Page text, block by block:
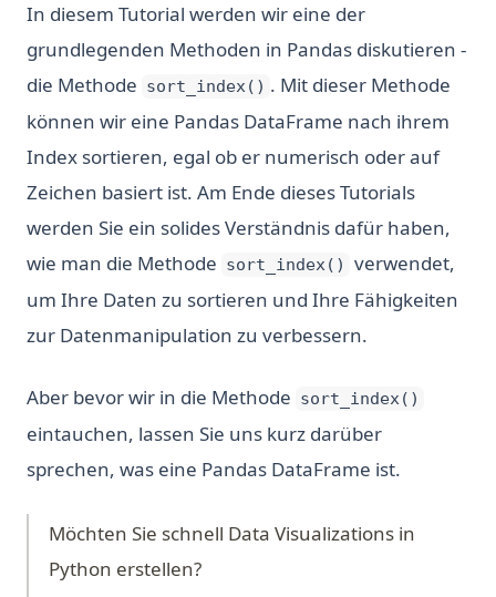
In diesem Tutorial werden wir eine der
grundlegenden Methoden in Pandas diskutieren -
die Methode sort_index() . Mit dieser Methode
können wir eine Pandas DataFrame nach ihrem
Index sortieren, egal ob er numerisch oder auf
Zeichen basiert ist. Am Ende dieses Tutorials
werden Sie ein solides Verständnis dafür haben,
wie man die Methode sort_index()
verwendet,
um Ihre Daten zu sortieren und Ihre Fähigkeiten
zur Datenmanipulation zu verbessern.
Aber bevor wir in die Methode sort_index()
eintauchen, lassen Sie uns kurz darüber
sprechen, was eine Pandas DataFrame ist.
Möchten Sie schnell Data Visualizations in
Python erstellen?